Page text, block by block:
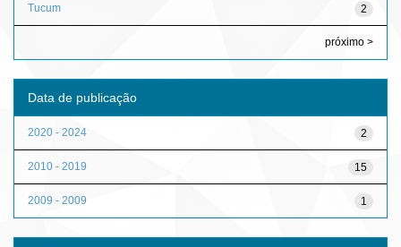
2
Tucum
próximo >
Data de publicação
2
2020 - 2024
15
2010 - 2019
1
2009 - 2009